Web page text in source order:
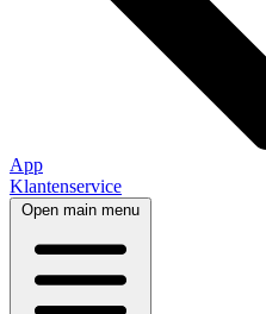
App
Klantenservice
Open main menu